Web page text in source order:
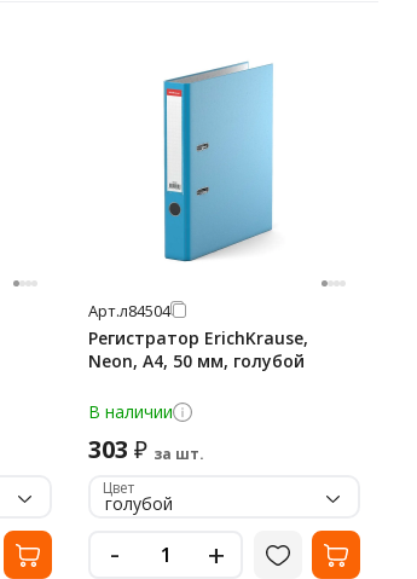
Арт.л84504
Регистратор ErichKrause,
Neon, А4, 50 мм, голубой
В наличии
303 ₽ за шт.
Цвет
голубой
- +